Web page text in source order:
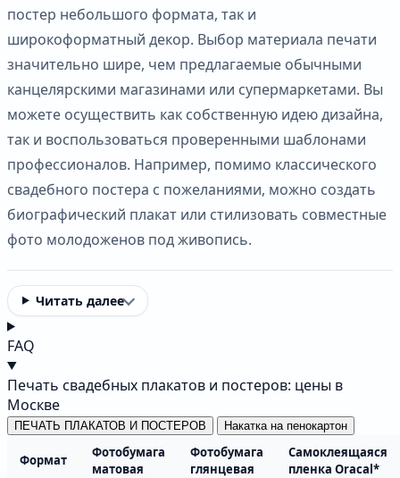
постер небольшого формата, так и
широкоформатный декор. Выбор материала печати
значительно шире, чем предлагаемые обычными
канцелярскими магазинами или супермаркетами. Вы
можете осуществить как собственную идею дизайна,
так и воспользоваться проверенными шаблонами
профессионалов. Например, помимо классического
свадебного постера с пожеланиями, можно создать
биографический плакат или стилизовать совместные
фото молодоженов под живопись.
Читать далее
FAQ
Печать свадебных плакатов и постеров: цены в
Москве
ПЕЧАТЬ ПЛАКАТОВ И ПОСТЕРОВ Накатка на пенокартон
Формат
Фотобумага
матовая
Фотобумага
глянцевая
Самоклеящаяся
пленка Oracal*